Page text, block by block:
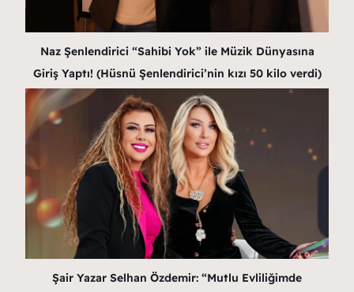
Naz Şenlendirici “Sahibi Yok” ile Müzik Dünyasına
Giriş Yaptı! (Hüsnü Şenlendirici’nin kızı 50 kilo verdi)
Şair Yazar Selhan Özdemir: “Mutlu Evliliğimde